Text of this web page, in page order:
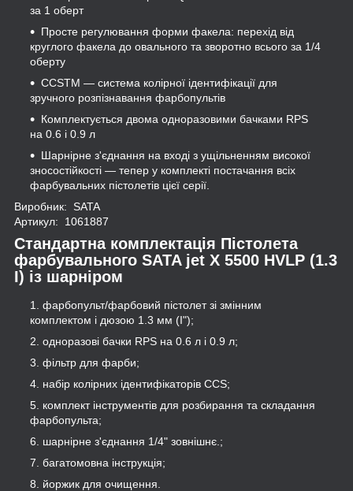
за 1 оберт
Просте регулювання форми факела: перехід від
круглого факела до овального та зворотно всього за 1/4
оберту
CCSTM — система колірної ідентифікації для
зручного розпізнавання фарбопультів
Комплектується двома одноразовими бачками RPS
на 0.6 і 0.9 л
Шарнірне з'єднання на вході з ущільненням високої
зносостійкості — тепер у комплекті постачання всіх
фарбувальних пістолетів цієї серії.
Виробник: SATA
Артикул: 1061887
Стандартна комплектація Пістолета
фарбувального SATA jet X 5500 HVLP (1.3
I) із шарніром
фарбопульт/фарбовий пістолет зі змінним
комплектом і дюзою 1.3 мм (I");
одноразові бачки RPS на 0.6 л і 0.9 л;
фільтр для фарби;
набір колірних ідентифікаторів ССS;
комплект інструментів для розбирання та складання
фарбопульта;
шарнірне з'єднання 1/4" зовнішнє.;
багатомовна інструкція;
йоржик для очищення.